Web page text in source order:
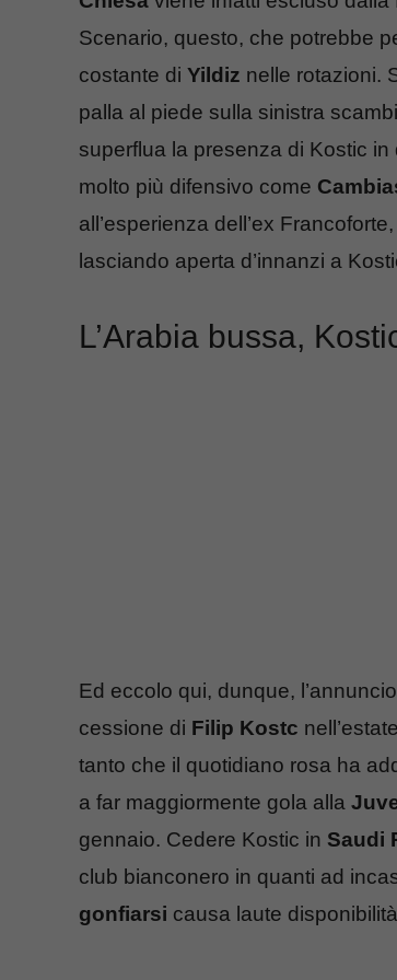
Scenario, questo, che potrebbe
costante di Yildiz nelle rotazioni.
palla al piede sulla sinistra
superflua la presenza di Kostic in
molto più difensivo come
all’esperienza dell’ex
lasciando aperta d’innanzi a
L’Arabia bussa,
Ed eccolo qui, dunque,
cessione di Filip Kostc
tanto che il quotidiano rosa ha
a far maggiormente gola alla
gennaio. Cedere Kostic in Saudi
club bianconero in quanti ad
gonfiarsi causa laute